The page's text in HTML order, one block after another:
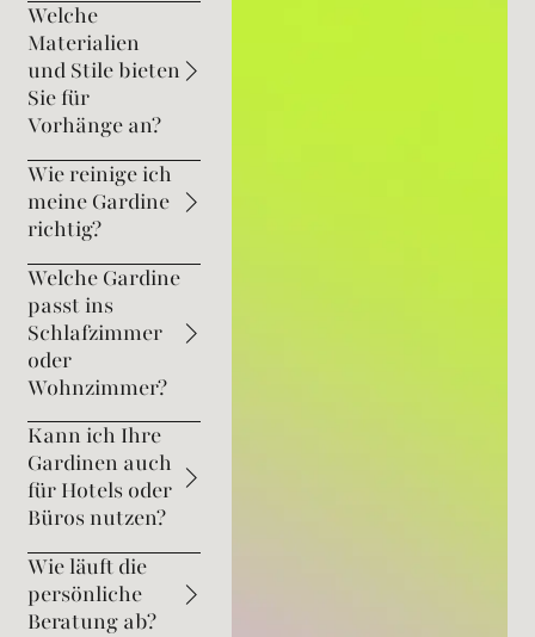
Welche
Materialien
und Stile bieten
Sie für
Vorhänge an?
Wie reinige ich
meine Gardine
richtig?
Welche Gardine
passt ins
Schlafzimmer
oder
Wohnzimmer?
Kann ich Ihre
Gardinen auch
für Hotels oder
Büros nutzen?
Wie läuft die
persönliche
Beratung ab?